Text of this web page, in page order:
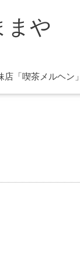
まや
店「喫茶メルヘン」